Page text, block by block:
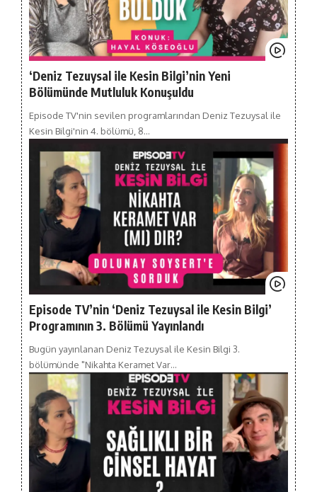
‘Deniz Tezuysal ile Kesin Bilgi’nin Yeni
Bölümünde Mutluluk Konuşuldu
Episode TV'nin sevilen programlarından Deniz Tezuysal ile
Kesin Bilgi'nin 4. bölümü, 8…
Episode TV’nin ‘Deniz Tezuysal ile Kesin Bilgi’
Programının 3. Bölümü Yayınlandı
Bugün yayınlanan Deniz Tezuysal ile Kesin Bilgi 3.
bölümünde "Nikahta Keramet Var…